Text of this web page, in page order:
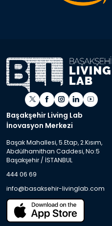
Başakşehir Living Lab
İnovasyon Merkezi
Başak Mahallesi, 5.Etap, 2.Kısım,
Abdülhamithan Caddesi, No:5
Başakşehir / İSTANBUL
444 06 69
info@basaksehir-livinglab.com